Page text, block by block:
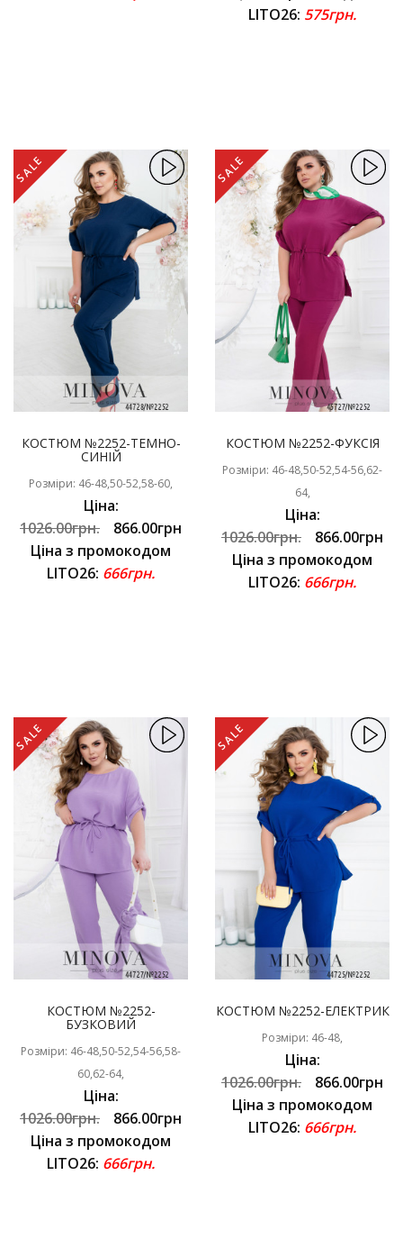
LITO26: 575грн.
SALE
КОСТЮМ №2252-ТЕМНО-
СИНІЙ
Розміри: 46-48,50-52,58-60,
Ціна:
1026.00грн.
866.00грн
Ціна з промокодом
LITO26: 666грн.
SALE
КОСТЮМ №2252-ФУКСІЯ
Розміри: 46-48,50-52,54-56,62-
64,
Ціна:
1026.00грн.
866.00грн
Ціна з промокодом
LITO26: 666грн.
SALE
КОСТЮМ №2252-
БУЗКОВИЙ
Розміри: 46-48,50-52,54-56,58-
60,62-64,
Ціна:
1026.00грн.
866.00грн
Ціна з промокодом
LITO26: 666грн.
SALE
КОСТЮМ №2252-ЕЛЕКТРИК
Розміри: 46-48,
Ціна:
1026.00грн.
866.00грн
Ціна з промокодом
LITO26: 666грн.